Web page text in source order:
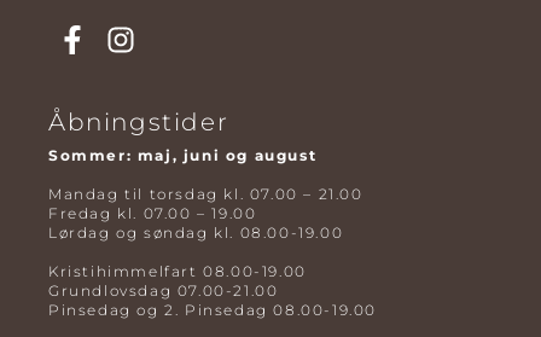
Åbningstider
Sommer: maj, juni og august
Mandag til torsdag kl. 07.00 – 21.00
Fredag kl. 07.00 – 19.00
Lørdag og søndag kl. 08.00-19.00
Kristihimmelfart 08.00-19.00
Grundlovsdag 07.00-21.00
Pinsedag og 2. Pinsedag 08.00-19.00